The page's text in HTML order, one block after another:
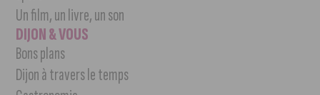
Un film, un livre, un son
DIJON & VOUS
Bons plans
Dijon à travers le temps